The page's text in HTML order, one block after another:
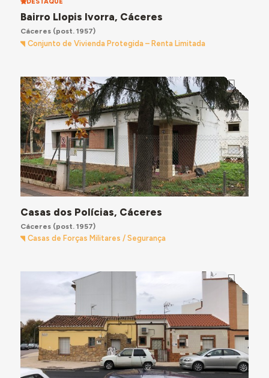
Bairro Llopis Ivorra, Cáceres
Cáceres(post. 1957)
Conjunto de Vivienda Protegida – Renta Limitada
Casas dos Polícias, Cáceres
Cáceres(post. 1957)
Casas de Forças Militares / Segurança